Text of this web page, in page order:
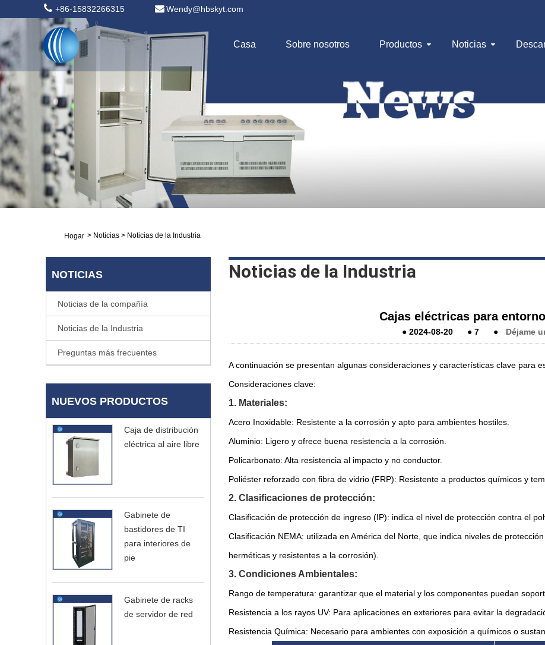
+86-15832266315 Wendy@hbskyt.com
Casa Sobre nosotros Productos Noticias
Hogar > Noticias > Noticias de la Industria
NOTICIAS
Noticias de la compañía
Noticias de la Industria
Preguntas más frecuentes
NUEVOS PRODUCTOS
Caja de distribución
eléctrica al aire libre
Gabinete de
bastidores de TI
para interiores de
pie
Gabinete de racks
de servidor de red
Noticias de la Industria
Cajas eléctricas para
●2024-08-20 ●7 ● Déjame
A continuación se presentan algunas consideraciones y características clave para
Consideraciones clave:
1. Materiales:
Acero Inoxidable: Resistente a la corrosión y apto para ambientes hostiles.
Aluminio: Ligero y ofrece buena resistencia a la corrosión.
Policarbonato: Alta resistencia al impacto y no conductor.
Poliéster reforzado con fibra de vidrio (FRP): Resistente a productos químicos y
2. Clasificaciones de protección:
Clasificación de protección de ingreso (IP): indica el nivel de protección contra el
Clasificación NEMA: utilizada en América del Norte, que indica niveles de
herméticas y resistentes a la corrosión).
3. Condiciones Ambientales:
Rango de temperatura: garantizar que el material y los componentes puedan
Resistencia a los rayos UV: Para aplicaciones en exteriores para evitar la
Resistencia Química: Necesario para ambientes con exposición a químicos o